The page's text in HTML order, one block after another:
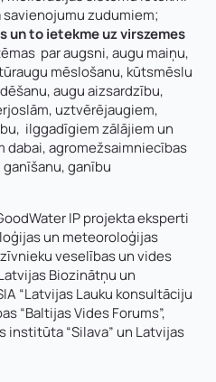
zudumiem;
un to ietekme uz virszemes
par augsni, augu maiņu,
mēslošanu, kūtsmēslu
augu aizsardzību,
uztvērējaugiem,
ilggadīgiem zālājiem un
dabai, agromežsaimniecības
ganību
IP projekta eksperti
un meteoroloģijas
veselības un vides
Biozinātņu un
“Latvijas Lauku konsultāciju
“Baltijas Vides Forums”,
institūta “Silava” un Latvijas